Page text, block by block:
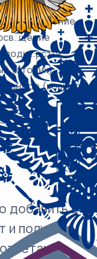
обв..нение
подш..рсток
(столик), ж..ри
(корыто)
добавить в
и получить
и